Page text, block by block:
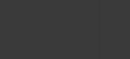
من فرص العودة المستدامة.
اقتراح عدة